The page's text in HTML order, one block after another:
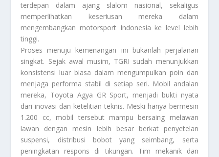
terdepan dalam ajang slalom nasional, sekaligus
memperlihatkan keseriusan mereka dalam
mengembangkan motorsport Indonesia ke level lebih
tinggi.
Proses menuju kemenangan ini bukanlah perjalanan
singkat. Sejak awal musim, TGRI sudah menunjukkan
konsistensi luar biasa dalam mengumpulkan poin dan
menjaga performa stabil di setiap seri. Mobil andalan
mereka, Toyota Agya GR Sport, menjadi bukti nyata
dari inovasi dan ketelitian teknis. Meski hanya bermesin
1.200 cc, mobil tersebut mampu bersaing melawan
lawan dengan mesin lebih besar berkat penyetelan
suspensi, distribusi bobot yang seimbang, serta
peningkatan respons di tikungan. Tim mekanik dan